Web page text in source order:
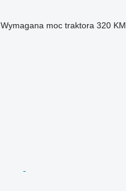
Wymagana moc traktora 320 KM